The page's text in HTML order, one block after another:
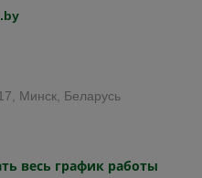
Минск, Беларусь
весь график работы